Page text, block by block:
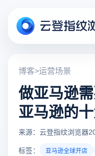
博客>运营场景
做亚马逊
亚马逊的
来源：云登指纹浏览器
标签：
亚马逊全球开店